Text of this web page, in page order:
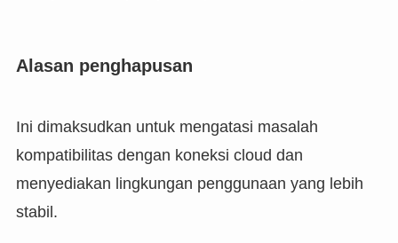
Alasan penghapusan
Ini dimaksudkan untuk mengatasi masalah
kompatibilitas dengan koneksi cloud dan
menyediakan lingkungan penggunaan yang lebih
stabil.